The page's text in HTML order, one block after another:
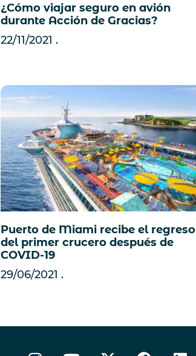
¿Cómo viajar seguro en avión
durante Acción de Gracias?
22/11/2021
Puerto de Miami recibe el regreso
del primer crucero después de
COVID-19
29/06/2021